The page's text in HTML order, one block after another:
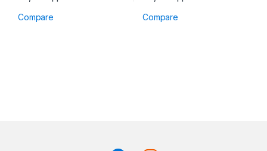
Compare Compare